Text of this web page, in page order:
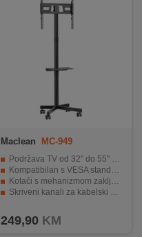
Maclean MC-949
Podržava TV od 32" do 55" s nosivošću do 25 kg
Kompatibilan s VESA standardima do 400 x 400 mm
Kotači s mehanizmom zaključavanja za lako pomicanje i stabilnost
Skriveni kanali za kabelski organizaciju održavaju uredan izgled
249,90 KM